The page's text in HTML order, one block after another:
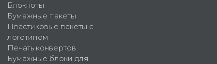
Блокноты
Бумажные пакеты
Пластиковые пакеты с
логотипом
Печать конвертов
Бумажные блоки для